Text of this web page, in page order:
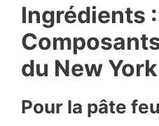
Ingrédients
du New
Pour la pâte